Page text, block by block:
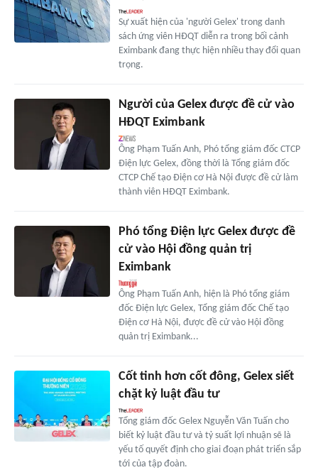
Sự xuất hiện của 'người Gelex' trong danh
sách ứng viên HĐQT diễn ra trong bối cảnh
Eximbank đang thực hiện nhiều thay đổi quan
trọng.
Người của Gelex được đề cử vào
HĐQT Eximbank
Ông Phạm Tuấn Anh, Phó tổng giám đốc CTCP
Điện lực Gelex, đồng thời là Tổng giám đốc
CTCP Chế tạo Điện cơ Hà Nội được đề cử làm
thành viên HĐQT Eximbank.
Phó tổng Điện lực Gelex được đề
cử vào Hội đồng quản trị
Eximbank
Ông Phạm Tuấn Anh, hiện là Phó tổng giám
đốc Điện lực Gelex, Tổng giám đốc Chế tạo
Điện cơ Hà Nội, được đề cử vào Hội đồng
quản trị Eximbank...
Cốt tinh hơn cốt đông, Gelex siết
chặt kỷ luật đầu tư
Tổng giám đốc Gelex Nguyễn Văn Tuấn cho
biết kỷ luật đầu tư và tỷ suất lợi nhuận sẽ là
yếu tố quyết định cho giai đoạn phát triển sắp
tới của tập đoàn.